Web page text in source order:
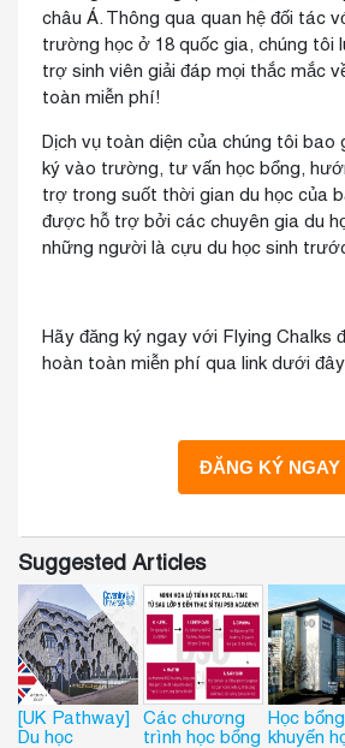
châu Á. Thông qua quan hệ đối tác
trường học ở 18 quốc gia, chúng tôi
trợ sinh viên giải đáp mọi thắc mắc
toàn miễn phí!
Dịch vụ toàn diện của chúng tôi bao
ký vào trường, tư vấn học bổng,
trợ trong suốt thời gian du học của
được hỗ trợ bởi các chuyên gia du
những người là cựu du học sinh
Hãy đăng ký ngay với Flying Chalks
hoàn toàn miễn phí qua link dưới
Suggested Articles
[UK Pathway]
Du học
Các chương
trình học bổng
Học bổng
khuyến